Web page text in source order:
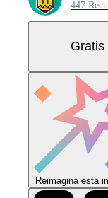
447
Gratis
Reimagina esta